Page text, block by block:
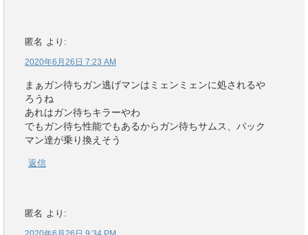
匿名 より:
2020年6月26日 7:23 AM
まぁガン待ちガン逃げマンはミェンミェンに処されるや
ろうね
あれはガン待ちキラーやわ
でもガン待ち性能でもあるからガン待ちサムス、パック
マン達が乗り換えそう
返信
匿名 より: